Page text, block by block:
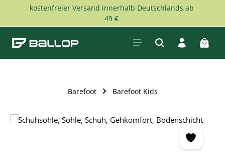
Zum Hauptinhalt springen
kostenfreier Versand innerhalb Deutschlands ab
49 €
Barefoot Barefoot Kids
Bildergalerie überspringen